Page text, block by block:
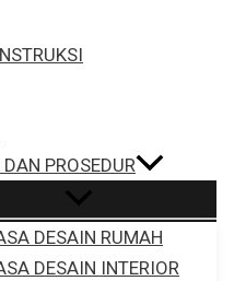
PROSEDUR
DESAIN RUMAH
DESAIN INTERIOR